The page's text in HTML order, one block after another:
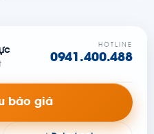
HOTLINE
0941.400.488
báo giá